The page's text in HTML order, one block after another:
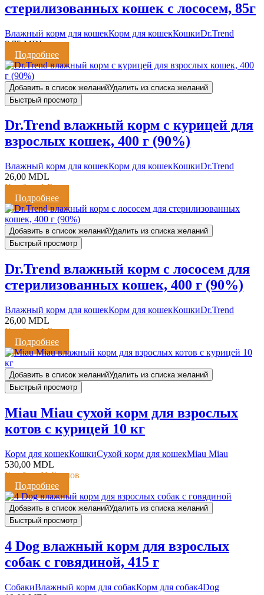
стерилизованных кошек с лососем, 85г
Влажный корм для кошекКорм для кошекКошкиDr.Trend
8,75MDL
Подробнее
Добавить в список желанийУдалить из списка желаний
Быстрый просмотр
Dr.Trend влажный корм с курицей для
взрослых кошек, 400 г (90%)
Влажный корм для кошекКорм для кошекКошкиDr.Trend
26,00 MDL
Кешбэк:1 Балл
Подробнее
Добавить в список желанийУдалить из списка желаний
Быстрый просмотр
Dr.Trend влажный корм с лососем для
стерилизованных кошек, 400 г (90%)
Влажный корм для кошекКорм для кошекКошкиDr.Trend
26,00 MDL
Кешбэк:1 Балл
Подробнее
Добавить в список желанийУдалить из списка желаний
Быстрый просмотр
Miau Miau сухой корм для взрослых
котов с курицей 10 кг
Корм для кошекКошкиСухой корм для кошекMiau Miau
530,00 MDL
Кешбэк:11 Баллов
Подробнее
Добавить в список желанийУдалить из списка желаний
Быстрый просмотр
4 Dog влажный корм для взрослых
собак с говядиной, 415 г
CобакиВлажный корм для собакКорм для собак4Dog